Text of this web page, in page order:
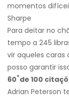
momentos
Sharpe
Para deitar no
tempo a 245
vir aqueles caras
posso garantir
60ºde 100
Adrian Peterson